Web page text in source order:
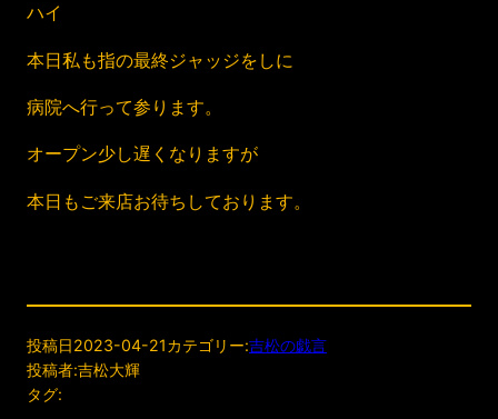
ハイ
本日私も指の最終ジャッジをしに
病院へ行って参ります。
オープン少し遅くなりますが
本日もご来店お待ちしております。
投稿日2023-04-21カテゴリー:吉松の戯言
投稿者:吉松大輝
タグ: